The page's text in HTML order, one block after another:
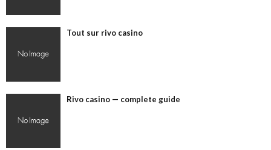
Tout sur rivo casino
Rivo casino — complete guide